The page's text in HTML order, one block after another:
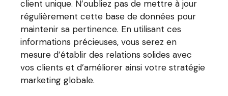
client unique. N’oubliez pas de mettre à jour
régulièrement cette base de données pour
maintenir sa pertinence. En utilisant ces
informations précieuses, vous serez en
mesure d’établir des relations solides avec
vos clients et d’améliorer ainsi votre stratégie
marketing globale.